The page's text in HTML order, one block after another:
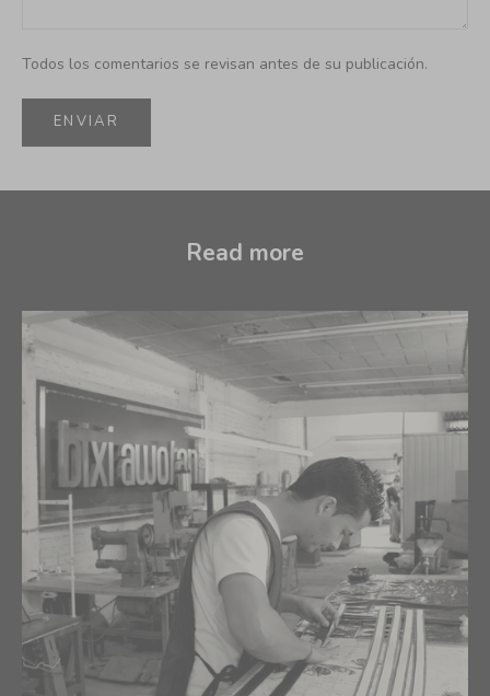
Todos los comentarios se revisan antes de su publicación.
ENVIAR
Read more